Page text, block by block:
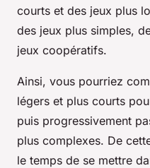
courts et des jeux plus
des jeux plus simples,
jeux coopératifs.
Ainsi, vous pourriez
légers et plus courts
puis progressivement
plus complexes. De
le temps de se mettre